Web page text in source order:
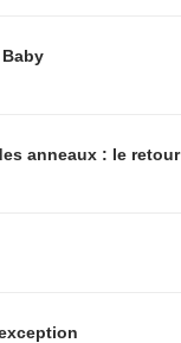
anneaux : le retour